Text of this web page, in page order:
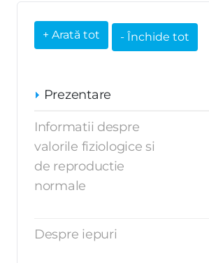
Prezentare
Informatii despre
valorile fiziologice si
de reproductie
normale
Despre iepuri